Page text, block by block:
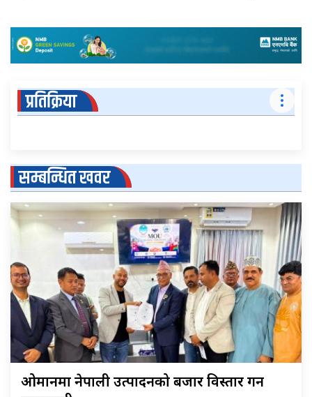
प्रतिक्रिया
सम्बन्धित खवर
ओमानमा नेपाली उत्पादनको बजार विस्तार गर्ने